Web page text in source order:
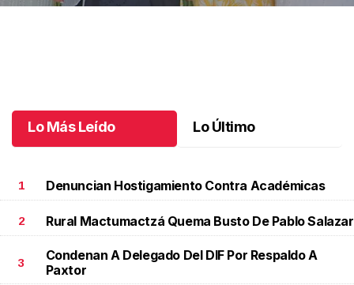
Lo Más Leído Lo Último
1 Denuncian Hostigamiento Contra Académicas
2 Rural Mactumactzá Quema Busto De Pablo Salazar
3
Condenan A Delegado Del DIF Por Respaldo A
Paxtor